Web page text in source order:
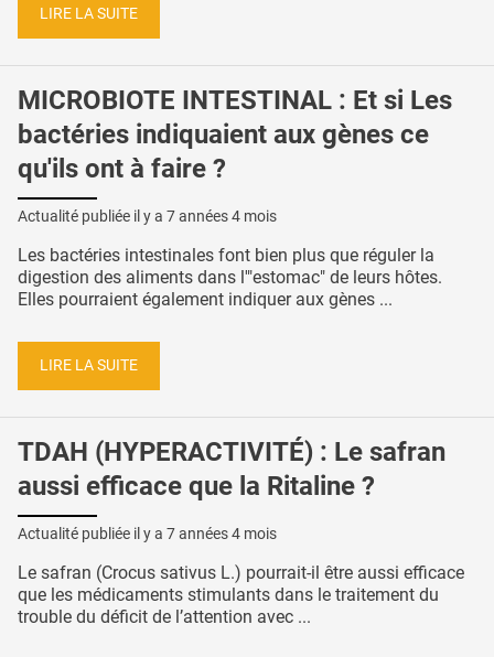
LIRE LA SUITE
MICROBIOTE INTESTINAL : Et si Les
bactéries indiquaient aux gènes ce
qu'ils ont à faire ?
Actualité publiée il y a 7 années 4 mois
Les bactéries intestinales font bien plus que réguler la
digestion des aliments dans l'"estomac" de leurs hôtes.
Elles pourraient également indiquer aux gènes ...
LIRE LA SUITE
TDAH (HYPERACTIVITÉ) : Le safran
aussi efficace que la Ritaline ?
Actualité publiée il y a 7 années 4 mois
Le safran (Crocus sativus L.) pourrait-il être aussi efficace
que les médicaments stimulants dans le traitement du
trouble du déficit de l’attention avec ...